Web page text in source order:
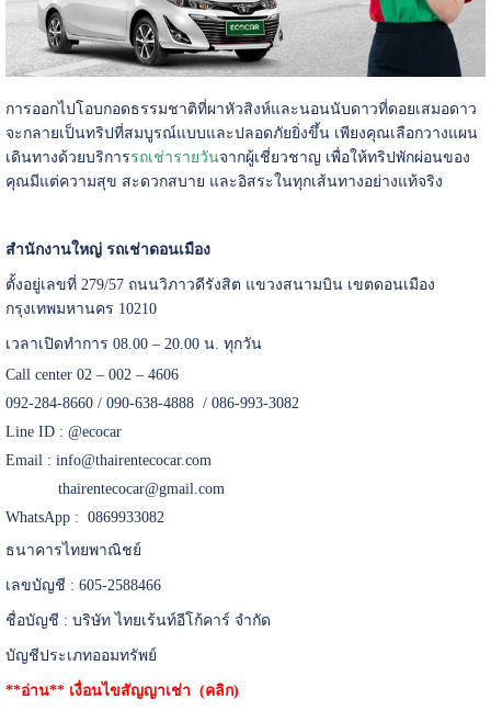
การออกไปโอบกอดธรรมชาติที่ผาหัวสิงห์และนอนนับดาวที่ดอยเสมอดาว
จะกลายเป็นทริปที่สมบูรณ์แบบและปลอดภัยยิ่งขึ้น เพียงคุณเลือกวางแผน
เดินทางด้วยบริการรถเช่ารายวันจากผู้เชี่ยวชาญ เพื่อให้ทริปพักผ่อนของ
คุณมีแต่ความสุข สะดวกสบาย และอิสระในทุกเส้นทางอย่างแท้จริง
สำนักงานใหญ่ รถเช่าดอนเมือง
ตั้งอยู่เลขที่ 279/57 ถนนวิภาวดีรังสิต แขวงสนามบิน เขตดอนเมือง
กรุงเทพมหานคร 10210
เวลาเปิดทำการ 08.00 – 20.00 น. ทุกวัน
Call center 02 – 002 – 4606
092-284-8660 / 090-638-4888 / 086-993-3082
Line ID : @ecocar
Email : info@thairentecocar.com
thairentecocar@gmail.com
WhatsApp : 0869933082
ธนาคารไทยพาณิชย์
เลขบัญชี : 605-2588466
ชื่อบัญชี : บริษัท ไทยเร้นท์อีโก้คาร์ จำกัด
บัญชีประเภทออมทรัพย์
**อ่าน** เงื่อนไขสัญญาเช่า (คลิก)